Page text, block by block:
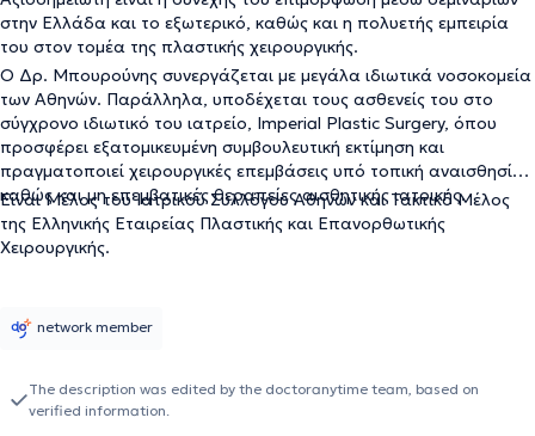
στην Ελλάδα και το εξωτερικό, καθώς και η πολυετής εμπειρία
του στον τομέα της πλαστικής χειρουργικής.
Ο Δρ. Μπουρούνης συνεργάζεται με μεγάλα ιδιωτικά νοσοκομεία
των Αθηνών. Παράλληλα, υποδέχεται τους ασθενείς του στο
σύγχρονο ιδιωτικό του ιατρείο, Imperial Plastic Surgery, όπου
προσφέρει εξατομικευμένη συμβουλευτική εκτίμηση και
πραγματοποιεί χειρουργικές επεμβάσεις υπό τοπική αναισθησία,
καθώς και μη επεμβατικές θεραπείες αισθητικής ιατρικής.
Είναι Μέλος του Ιατρικού Συλλόγου Αθηνών και Τακτικό Μέλος
της Ελληνικής Εταιρείας Πλαστικής και Επανορθωτικής
Χειρουργικής.
network member
The description was edited by the doctoranytime team, based on
verified information.